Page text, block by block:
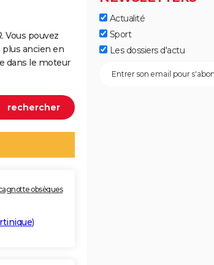
Vous pouvez
plus ancien en
dans le moteur
obsèques
)
Actualité
Sport
Les dossiers d'actu